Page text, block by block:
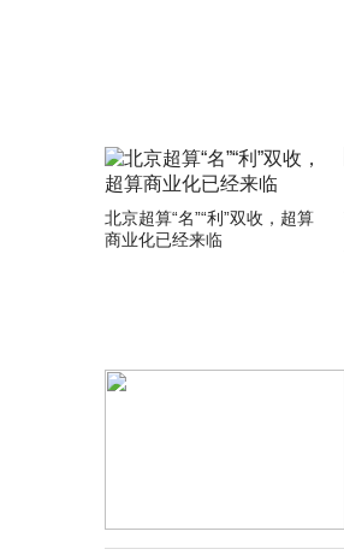
北京超算“名”“利”双收，超算
商业化已经来临